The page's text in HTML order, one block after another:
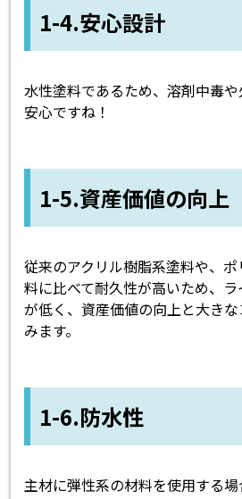
1-4.安心設計
水性塗料であるため、溶剤中毒
安心ですね！
1-5.資産価値の向上
従来のアクリル樹脂系塗料や、
料に比べて耐久性が高いため、
が低く、資産価値の向上と大き
みます。
1-6.防水性
主材に弾性系の材料を使用する